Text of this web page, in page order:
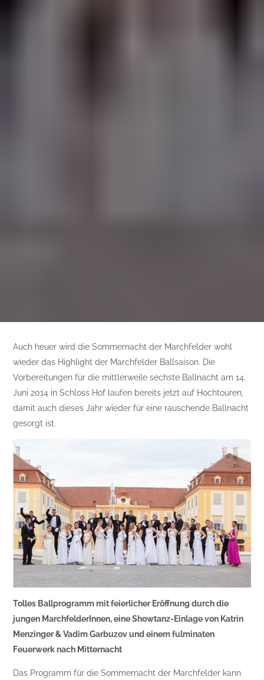
Auch heuer wird die Sommernacht der Marchfelder wohl
wieder das Highlight der Marchfelder Ballsaison. Die
Vorbereitungen für die mittlerweile sechste Ballnacht am 14.
Juni 2014 in Schloss Hof laufen bereits jetzt auf Hochtouren,
damit auch dieses Jahr wieder für eine rauschende Ballnacht
gesorgt ist.
Tolles Ballprogramm mit feierlicher Eröffnung durch die
jungen MarchfelderInnen, eine Showtanz-Einlage von Katrin
Menzinger & Vadim Garbuzov und einem fulminaten
Feuerwerk nach Mitternacht
Das Programm für die Sommernacht der Marchfelder kann